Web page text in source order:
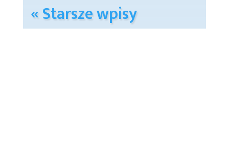
« Starsze wpisy